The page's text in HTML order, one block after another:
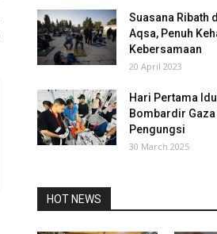
Suasana Ribath
Aqsa, Penuh
Kebersamaan
20 April 2023
Hari Pertama
Bombardir
Pengungsi
30 March 2025
HOT NEWS